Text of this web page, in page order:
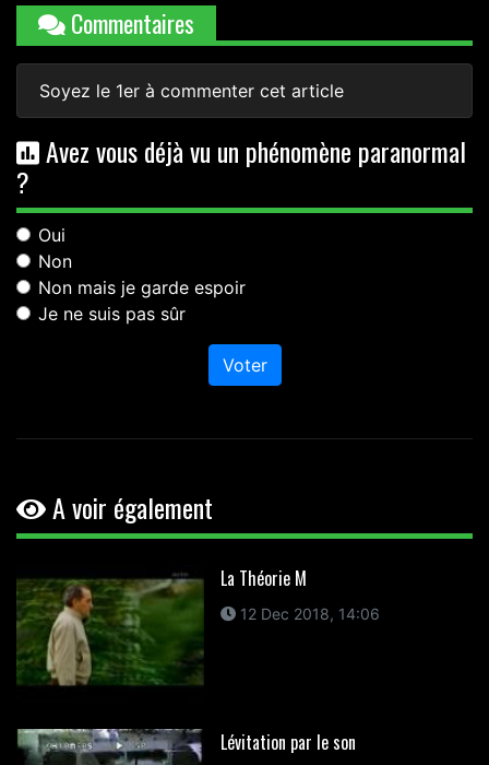
Commentaires
Soyez le 1er à commenter cet article
Avez vous déjà vu un phénomène paranormal
?
Oui
Non
Non mais je garde espoir
Je ne suis pas sûr
Voter
A voir également
La Théorie M
12 Dec 2018, 14:06
Lévitation par le son